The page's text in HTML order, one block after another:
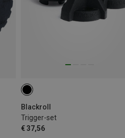
Blackroll
Trigger-set
€ 37,56